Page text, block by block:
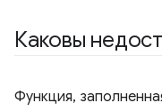
Каковы
Функция,